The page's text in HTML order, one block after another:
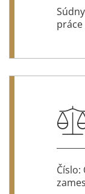
práce
Číslo: